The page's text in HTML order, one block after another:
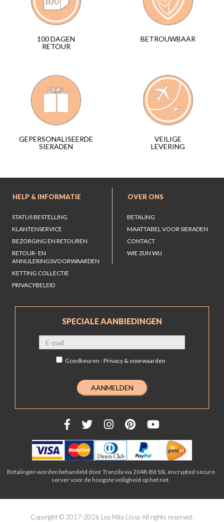
100 DAGEN
RETOUR
BETROUWBAAR
GEPERSONALISEERDE
SIERADEN
VEILIGE
LEVERING
HELP & INFORMATIE
STATUS BESTELLING
KLANTENSERVICE
BEZORGING EN RETOUREN
RETOUR- EN
ANNULERINGSVOORWAARDEN
KETTING COLLECTIE
PRIVACYBELEID
OVER ONS
BETALING
MAATTABEL VOOR SIERADEN
CONTACT
WIE ZIJN WIJ
SPECIALE AANBIEDINGEN
Goedkeuren -Privacy & voorwaarden
Betalingen worden behandeld door Tranzila via 2048-Bit SSL encrypted secure
server voor de hoogste veiligheid op het net.
Copyright © 2017-2026 Leo Mila Lisse All rights reserved.